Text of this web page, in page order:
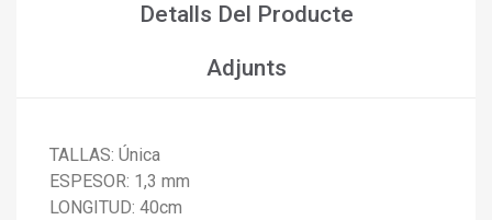
Crear una llista de desitjos
Connectar-se
Detalls Del Producte
Adjunts
TALLAS: Única
ESPESOR: 1,3 mm
LONGITUD: 40cm